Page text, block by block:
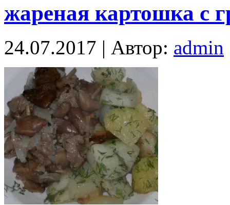
жареная картошка с
24.07.2017 | Автор: admin